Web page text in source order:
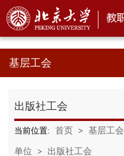
基层工会
出版社工会
当前位置: 首页 > 基层工会
单位 > 出版社工会